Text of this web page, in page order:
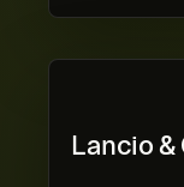
Lancio &